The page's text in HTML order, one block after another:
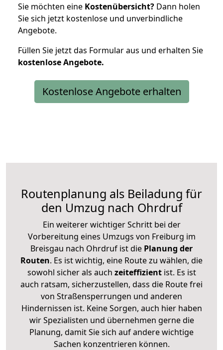
Sie möchten eine Kostenübersicht? Dann holen
Sie sich jetzt kostenlose und unverbindliche
Angebote.
Füllen Sie jetzt das Formular aus und erhalten Sie
kostenloseAngebote.
Kostenlose Angebote erhalten
Routenplanung als Beiladung für
den Umzug nach Ohrdruf
Ein weiterer wichtiger Schritt bei der
Vorbereitung eines Umzugs von Freiburg im
Breisgau nach Ohrdruf ist die Planung der
Routen. Es ist wichtig, eine Route zu wählen, die
sowohl sicher als auch zeiteffizientist. Es ist
auch ratsam, sicherzustellen, dass die Route frei
von Straßensperrungen und anderen
Hindernissen ist. Keine Sorgen, auch hier haben
wir Spezialisten und übernehmen gerne die
Planung, damit Sie sich auf andere wichtige
Sachen konzentrieren können.